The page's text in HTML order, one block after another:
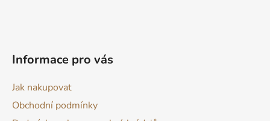
Informace pro vás
Jak nakupovat
Obchodní podmínky